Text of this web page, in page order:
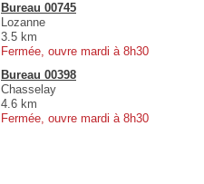
Bureau 00745
Lozanne
3.5 km
Fermée, ouvre mardi à 8h30
Bureau 00398
Chasselay
4.6 km
Fermée, ouvre mardi à 8h30